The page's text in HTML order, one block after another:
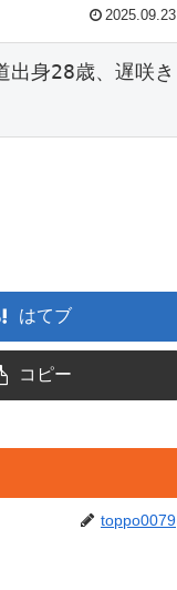
2025.09.23
身28歳、遅咲き
はてブ
コピー
toppo0079